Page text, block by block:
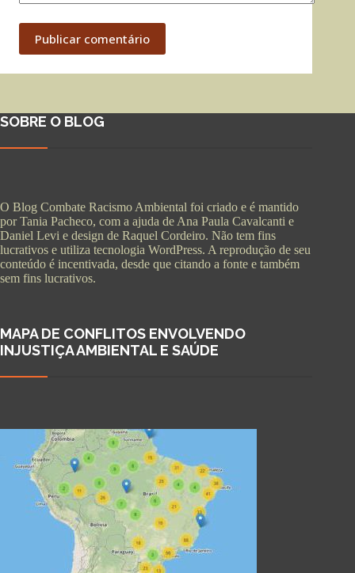
Publicar comentário
SOBRE O BLOG
O Blog Combate Racismo Ambiental foi criado e é mantido
por Tania Pacheco, com a ajuda de Ana Paula Cavalcanti e
Daniel Levi e design de Raquel Cordeiro. Não tem fins
lucrativos e utiliza tecnologia WordPress. A reprodução de seu
conteúdo é incentivada, desde que citando a fonte e também
sem fins lucrativos.
MAPA DE CONFLITOS ENVOLVENDO
INJUSTIÇA AMBIENTAL E SAÚDE